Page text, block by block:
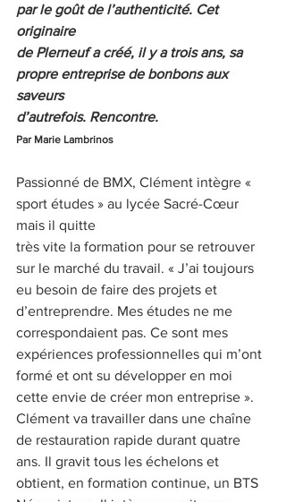
par le goût de l’authenticité. Cet
originaire
de Plerneuf a créé, il y a trois ans, sa
propre entreprise de bonbons aux
saveurs
d’autrefois. Rencontre.
Par Marie Lambrinos
Passionné de BMX, Clément intègre «
sport études » au lycée Sacré-Cœur
mais il quitte
très vite la formation pour se retrouver
sur le marché du travail. « J’ai toujours
eu besoin de faire des projets et
d’entreprendre. Mes études ne me
correspondaient pas. Ce sont mes
expériences professionnelles qui m’ont
formé et ont su développer en moi
cette envie de créer mon entreprise ».
Clément va travailler dans une chaîne
de restauration rapide durant quatre
ans. Il gravit tous les échelons et
obtient, en formation continue, un BTS